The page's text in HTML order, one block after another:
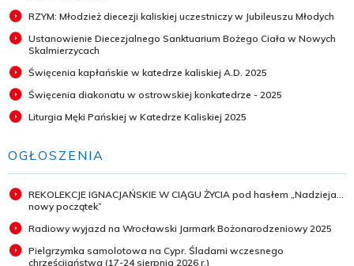
RZYM: Młodzież diecezji kaliskiej uczestniczy w Jubileuszu Młodych
Ustanowienie Diecezjalnego Sanktuarium Bożego Ciała w Nowych
Skalmierzycach
Święcenia kapłańskie w katedrze kaliskiej A.D. 2025
Święcenia diakonatu w ostrowskiej konkatedrze - 2025
Liturgia Męki Pańskiej w Katedrze Kaliskiej 2025
OGŁOSZENIA
REKOLEKCJE IGNACJAŃSKIE W CIĄGU ŻYCIA pod hasłem „Nadzieja...
nowy początek”
Radiowy wyjazd na Wrocławski Jarmark Bożonarodzeniowy 2025
Pielgrzymka samolotowa na Cypr. Śladami wczesnego
chrześcijaństwa (17-24 sierpnia 2026 r.)